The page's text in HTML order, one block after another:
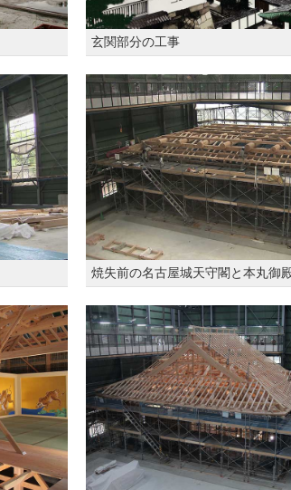
玄関部分の工事
焼失前の名古屋城天守閣と本丸御